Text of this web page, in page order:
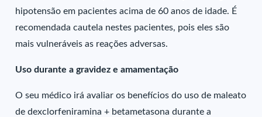
hipotensão em pacientes acima de 60 anos de idade. É
recomendada cautela nestes pacientes, pois eles são
mais vulneráveis as reações adversas.
Uso durante a gravidez e amamentação
O seu médico irá avaliar os benefícios do uso de maleato
de dexclorfeniramina + betametasona durante a